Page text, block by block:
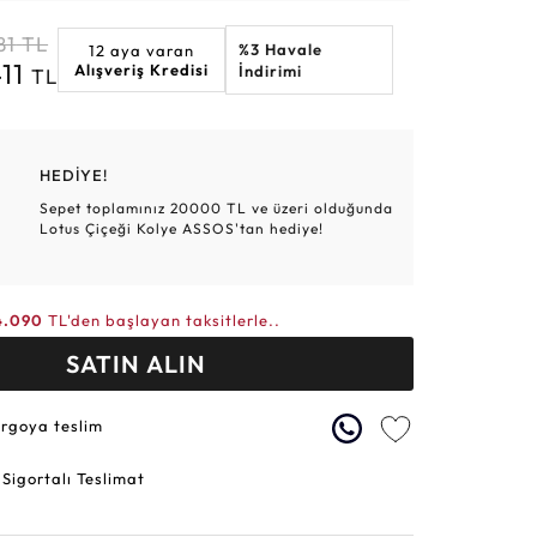
Elmas Bilezikler
Altın Tesbihler
Altın Hasır Setler
Violet Burç
TL
TL
12 aya varan
Alışveriş Kredisi
%3 Havale
İndirimi
HEDİYE!
Sepet toplamınız 20000 TL ve üzeri olduğunda
Lotus Çiçeği Kolye ASSOS'tan hediye!
TL'den başlayan taksitlerle..
SATIN ALIN
teslim
Teslimat